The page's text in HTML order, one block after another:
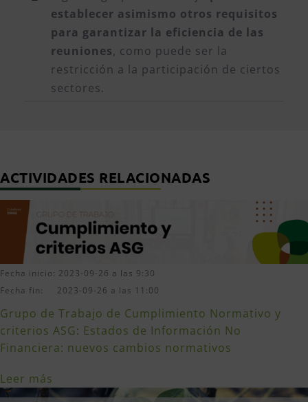
establecer asimismo otros requisitos
para garantizar la eficiencia de las
reuniones, como puede ser la
restricción a la participación de ciertos
sectores.
ACTIVIDADES RELACIONADAS
Fecha inicio: 2023-09-26 a las 9:30
Fecha fin: 2023-09-26 a las 11:00
Grupo de Trabajo de Cumplimiento Normativo y
criterios ASG: Estados de Información No
Financiera: nuevos cambios normativos
Leer más